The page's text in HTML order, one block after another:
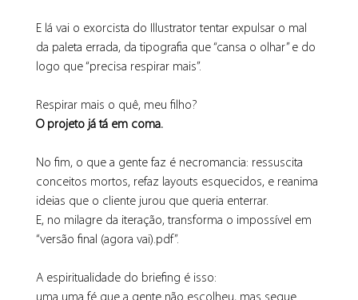
E lá vai o exorcista do Illustrator tentar expulsar o mal
da paleta errada, da tipografia que “cansa o olhar” e do
logo que “precisa respirar mais”.
Respirar mais o quê, meu filho?
O projeto já tá em coma.
No fim, o que a gente faz é necromancia: ressuscita
conceitos mortos, refaz layouts esquecidos, e reanima
ideias que o cliente jurou que queria enterrar.
E, no milagre da iteração, transforma o impossível em
“versão final (agora vai).pdf”.
A espiritualidade do briefing é isso: